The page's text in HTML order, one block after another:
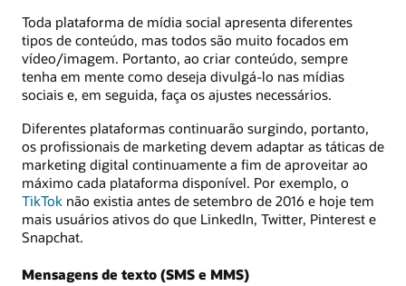
Toda plataforma de mídia social apresenta diferentes
tipos de conteúdo, mas todos são muito focados em
vídeo/imagem. Portanto, ao criar conteúdo, sempre
tenha em mente como deseja divulgá-lo nas mídias
sociais e, em seguida, faça os ajustes necessários.
Diferentes plataformas continuarão surgindo, portanto,
os profissionais de marketing devem adaptar as táticas de
marketing digital continuamente a fim de aproveitar ao
máximo cada plataforma disponível. Por exemplo, o
TikTok não existia antes de setembro de 2016 e hoje tem
mais usuários ativos do que LinkedIn, Twitter, Pinterest e
Snapchat.
Mensagens de texto (SMS e MMS)